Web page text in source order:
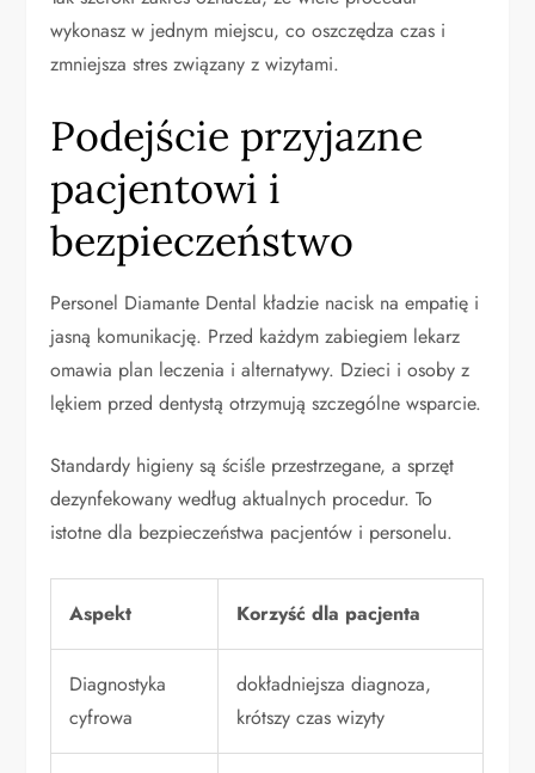
wykonasz w jednym miejscu, co oszczędza czas i
zmniejsza stres związany z wizytami.
Podejście przyjazne
pacjentowi i
bezpieczeństwo
Personel Diamante Dental kładzie nacisk na empatię i
jasną komunikację. Przed każdym zabiegiem lekarz
omawia plan leczenia i alternatywy. Dzieci i osoby z
lękiem przed dentystą otrzymują szczególne wsparcie.
Standardy higieny są ściśle przestrzegane, a sprzęt
dezynfekowany według aktualnych procedur. To
istotne dla bezpieczeństwa pacjentów i personelu.
Aspekt Korzyść dla pacjenta
Diagnostyka
cyfrowa
dokładniejsza diagnoza,
krótszy czas wizyty